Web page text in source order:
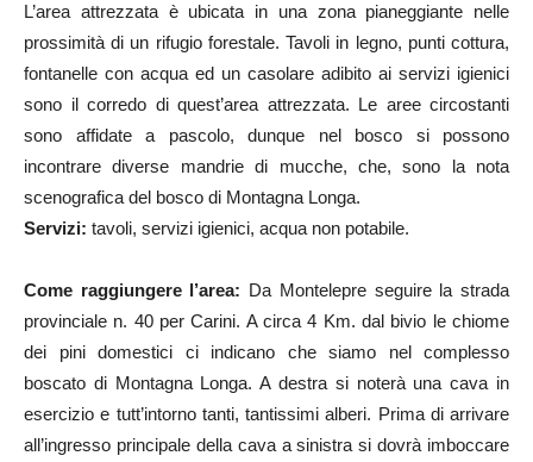
L’area attrezzata è ubicata in una zona pianeggiante nelle
prossimità di un rifugio forestale. Tavoli in legno, punti cottura,
fontanelle con acqua ed un casolare adibito ai servizi igienici
sono il corredo di quest’area attrezzata. Le aree circostanti
sono affidate a pascolo, dunque nel bosco si possono
incontrare diverse mandrie di mucche, che, sono la nota
scenografica del bosco di Montagna Longa.
Servizi: tavoli, servizi igienici, acqua non potabile.
Come raggiungere l’area: Da Montelepre seguire la strada
provinciale n. 40 per Carini. A circa 4 Km. dal bivio le chiome
dei pini domestici ci indicano che siamo nel complesso
boscato di Montagna Longa. A destra si noterà una cava in
esercizio e tutt’intorno tanti, tantissimi alberi. Prima di arrivare
all’ingresso principale della cava a sinistra si dovrà imboccare